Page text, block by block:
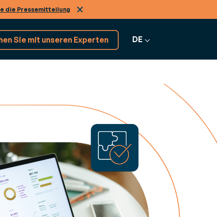
die Pressemitteilung
Entdecken Sie unsere Software-
Sie mit unseren Experten DE